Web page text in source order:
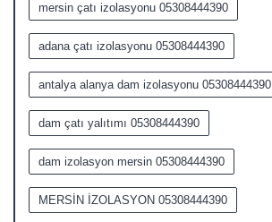
mersin çatı izolasyonu 05308444390
adana çatı izolasyonu 05308444390
antalya alanya dam izolasyonu 05308444390
dam çatı yalıtımı 05308444390
dam izolasyon mersin 05308444390
MERSİN İZOLASYON 05308444390